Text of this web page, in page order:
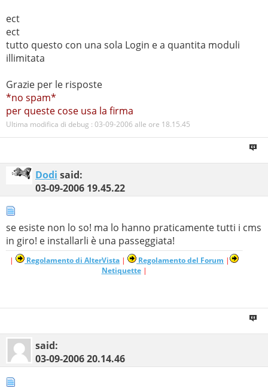
ect
ect
tutto questo con una sola Login e a quantita moduli
illimitata
Grazie per le risposte
*no spam*
per queste cose usa la firma
Ultima modifica di debug : 03-09-2006 alle ore 18.15.45
Dodi said:
03-09-2006 19.45.22
se esiste non lo so! ma lo hanno praticamente tutti i cms
in giro! e installarli è una passeggiata!
| Regolamento di AlterVista | Regolamento del Forum |
Netiquette|
said:
03-09-200620.14.46